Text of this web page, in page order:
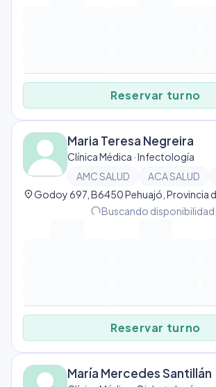
Reservar turno
Maria Teresa Negreira
Clínica Médica · Infectología
AMC SALUD
ACA SALUD
location_on
progress_activityBuscando disponibilidad…
Reservar turno
María Mercedes Santillán